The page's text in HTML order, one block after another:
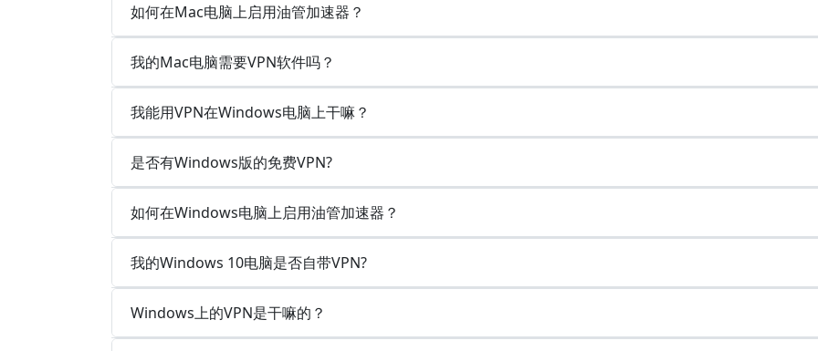
如何在Mac电脑上启用油管加速器？
我的Mac电脑需要VPN软件吗？
我能用VPN在Windows电脑上干嘛？
是否有Windows版的免费VPN?
如何在Windows电脑上启用油管加速器？
我的Windows 10电脑是否自带VPN?
Windows上的VPN是干嘛的？